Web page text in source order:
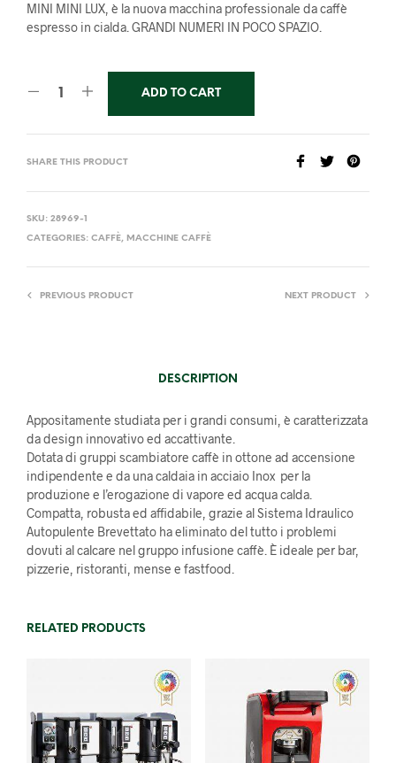
MINI MINI LUX, è la nuova macchina professionale da caffè
espresso in cialda. GRANDI NUMERI IN POCO SPAZIO.
ADD TO CART
SHARE THIS PRODUCT
SKU: 28969-1
CATEGORIES: CAFFÈ, MACCHINE CAFFÈ
PREVIOUS PRODUCT NEXT PRODUCT
DESCRIPTION
Appositamente studiata per i grandi consumi, è caratterizzata
da design innovativo ed accattivante.
Dotata di gruppi scambiatore caffè in ottone ad accensione
indipendente e da una caldaia in acciaio Inox per la
produzione e l’erogazione di vapore ed acqua calda.
Compatta, robusta ed affidabile, grazie al Sistema Idraulico
Autopulente Brevettato ha eliminato del tutto i problemi
dovuti al calcare nel gruppo infusione caffè. È ideale per bar,
pizzerie, ristoranti, mense e fastfood.
RELATED PRODUCTS